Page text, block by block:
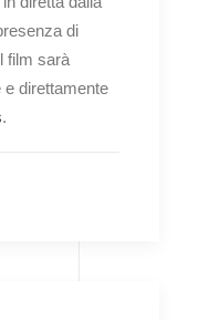
di
film sarà
direttamente
.